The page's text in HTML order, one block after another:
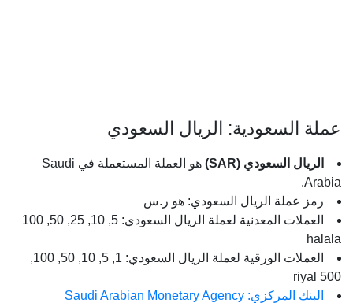
عملة السعودية: الريال السعودي
الريال السعودي (SAR)
هو العملة المستعملة في Saudi
Arabia.
رمز عملة الريال السعودي: هو ر.س
العملات المعدنية لعملة الريال السعودي: 5, 10, 25, 50, 100
halala
العملات الورقية لعملة الريال السعودي: 1, 5, 10, 50, 100,
500 riyal
البنك المركزي: Saudi Arabian Monetary Agency